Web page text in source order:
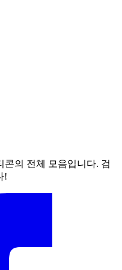
콘의 전체 모음입니다. 검
!